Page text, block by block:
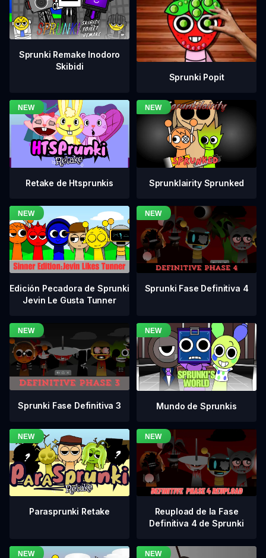
Sprunki Remake Inodoro
Skibidi
Sprunki Popit
Retake de Htsprunkis Sprunklairity Sprunked
Edición Pecadora de Sprunki
Jevin Le Gusta Tunner
Sprunki Fase Definitiva 4
Sprunki Fase Definitiva 3 Mundo de Sprunkis
Parasprunki Retake
Reupload de la Fase
Definitiva 4 de Sprunki